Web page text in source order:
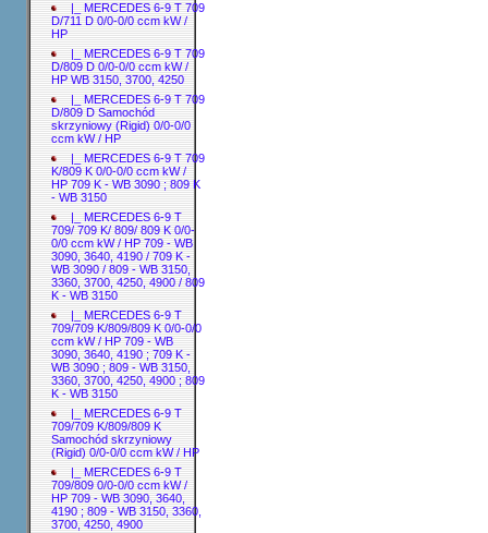
|_ MERCEDES 6-9 T 709
D/711 D 0/0-0/0 ccm kW /
HP
|_ MERCEDES 6-9 T 709
D/809 D 0/0-0/0 ccm kW /
HP WB 3150, 3700, 4250
|_ MERCEDES 6-9 T 709
D/809 D Samochód
skrzyniowy (Rigid) 0/0-0/0
ccm kW / HP
|_ MERCEDES 6-9 T 709
K/809 K 0/0-0/0 ccm kW /
HP 709 K - WB 3090 ; 809 K
- WB 3150
|_ MERCEDES 6-9 T
709/ 709 K/ 809/ 809 K 0/0-
0/0 ccm kW / HP 709 - WB
3090, 3640, 4190 / 709 K -
WB 3090 / 809 - WB 3150,
3360, 3700, 4250, 4900 / 809
K - WB 3150
|_ MERCEDES 6-9 T
709/709 K/809/809 K 0/0-0/0
ccm kW / HP 709 - WB
3090, 3640, 4190 ; 709 K -
WB 3090 ; 809 - WB 3150,
3360, 3700, 4250, 4900 ; 809
K - WB 3150
|_ MERCEDES 6-9 T
709/709 K/809/809 K
Samochód skrzyniowy
(Rigid) 0/0-0/0 ccm kW / HP
|_ MERCEDES 6-9 T
709/809 0/0-0/0 ccm kW /
HP 709 - WB 3090, 3640,
4190 ; 809 - WB 3150, 3360,
3700, 4250, 4900